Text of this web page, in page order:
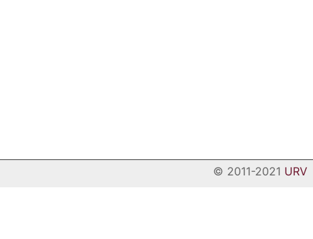
© 2011-2021 URV